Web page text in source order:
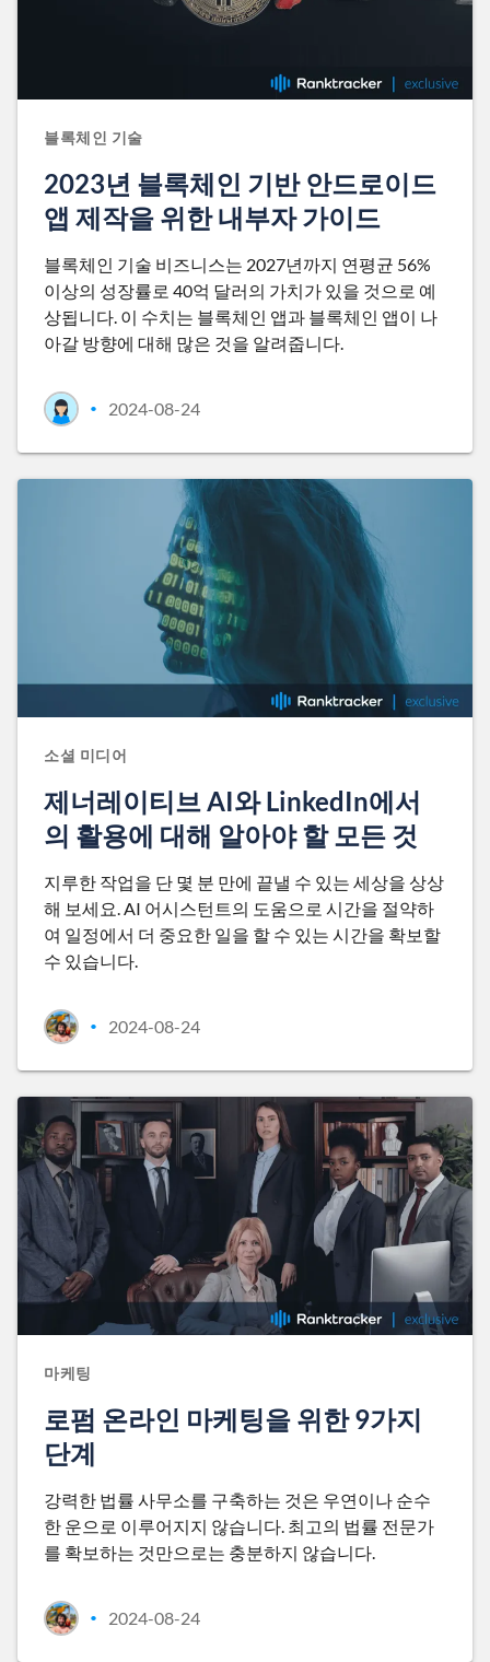
블록체인 기술
2023년 블록체인 기반 안드로이드
앱 제작을 위한 내부자 가이드
블록체인 기술 비즈니스는 2027년까지 연평균 56%
이상의 성장률로 40억 달러의 가치가 있을 것으로 예
상됩니다. 이 수치는 블록체인 앱과 블록체인 앱이 나
아갈 방향에 대해 많은 것을 알려줍니다.
• 2024-08-24
소셜 미디어
제너레이티브 AI와 LinkedIn에서
의 활용에 대해 알아야 할 모든 것
지루한 작업을 단 몇 분 만에 끝낼 수 있는 세상을 상상
해 보세요. AI 어시스턴트의 도움으로 시간을 절약하
여 일정에서 더 중요한 일을 할 수 있는 시간을 확보할
수 있습니다.
• 2024-08-24
마케팅
로펌 온라인 마케팅을 위한 9가지
단계
강력한 법률 사무소를 구축하는 것은 우연이나 순수
한 운으로 이루어지지 않습니다. 최고의 법률 전문가
를 확보하는 것만으로는 충분하지 않습니다.
• 2024-08-24